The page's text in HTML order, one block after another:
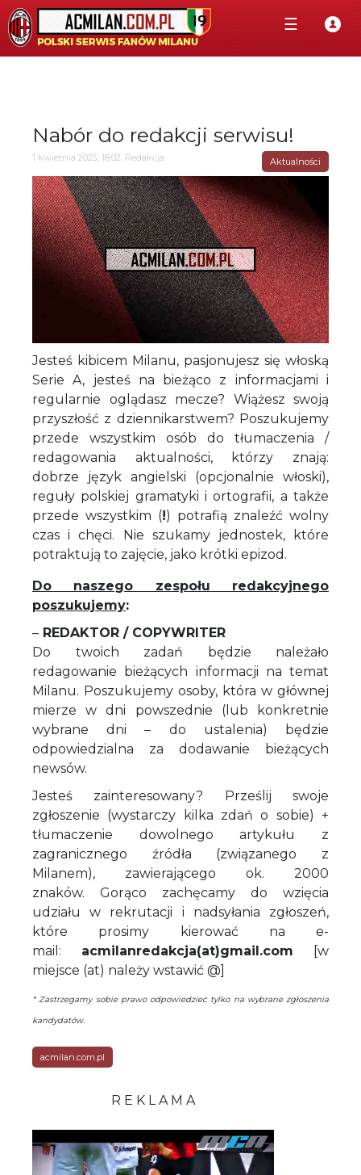
☰
Nabór do redakcji serwisu!
1 kwietnia 2025, 18:02, Redakcja Aktualności
Jesteś kibicem Milanu, pasjonujesz się włoską
Serie A, jesteś na bieżąco z informacjami i
regularnie oglądasz mecze? Wiążesz swoją
przyszłość z dziennikarstwem? Poszukujemy
przede wszystkim osób do tłumaczenia /
redagowania aktualności, którzy znają:
dobrze język angielski (opcjonalnie włoski),
reguły polskiej gramatyki i ortografii, a także
przede wszystkim (!) potrafią znaleźć wolny
czas i chęci. Nie szukamy jednostek, które
potraktują to zajęcie, jako krótki epizod.
Do naszego zespołu redakcyjnego
poszukujemy:
– REDAKTOR / COPYWRITER
Do twoich zadań będzie należało
redagowanie bieżących informacji na temat
Milanu. Poszukujemy osoby, która w głównej
mierze w dni powszednie (lub konkretnie
wybrane dni – do ustalenia) będzie
odpowiedzialna za dodawanie bieżących
newsów.
Jesteś zainteresowany? Prześlij swoje
zgłoszenie (wystarczy kilka zdań o sobie) +
tłumaczenie dowolnego artykułu z
zagranicznego źródła (związanego z
Milanem), zawierającego ok. 2000
znaków. Gorąco zachęcamy do wzięcia
udziału w rekrutacji i nadsyłania zgłoszeń,
które prosimy kierować na e-
mail: acmilanredakcja(at)gmail.com [w
miejsce (at) należy wstawić @]
* Zastrzegamy sobie prawo odpowiedzieć tylko na wybrane zgłoszenia
kandydatów.
acmilan.com.pl
R E K L A M A